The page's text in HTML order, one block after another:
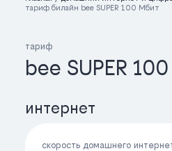
тариф билайн bee SUPER 100 Мбит
тариф
bee SUPER
интернет
скорость домашнего